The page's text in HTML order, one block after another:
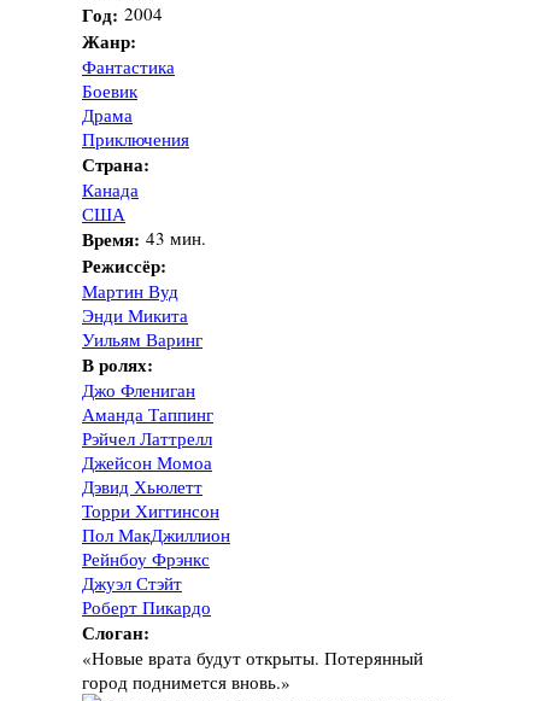
Год: 2004
Жанр:
Фантастика
Боевик
Драма
Приключения
Страна:
Канада
США
Время: 43 мин.
Режиссёр:
Мартин Вуд
Энди Микита
Уильям Варинг
В ролях:
Джо Флениган
Аманда Таппинг
Рэйчел Латтрелл
Джейсон Момоа
Дэвид Хьюлетт
Торри Хиггинсон
Пол МакДжиллион
Рейнбоу Фрэнкс
Джуэл Стэйт
Роберт Пикардо
Слоган:
«Новые врата будут открыты. Потерянный
город поднимется вновь.»